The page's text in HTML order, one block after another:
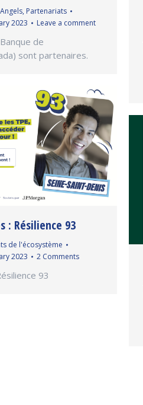
, Partenariats
2023 Leave a comment
de
sont partenaires.
: Résilience 93
de l'écosystème
2023 2 Comments
93